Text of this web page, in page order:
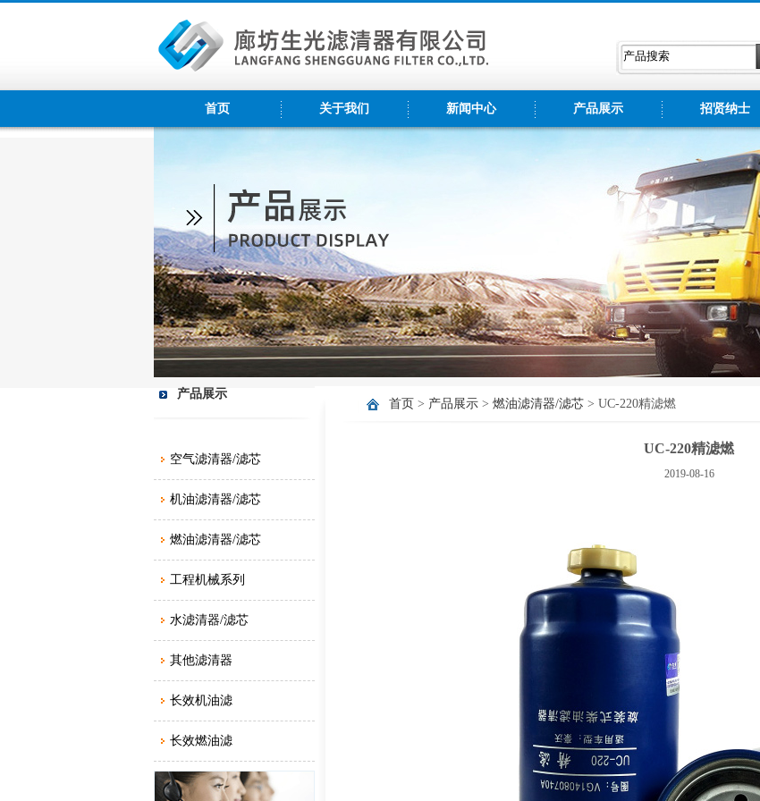
首页 关于我们 新闻中心 产品展示 招贤纳士
产品展示
空气滤清器/滤芯
机油滤清器/滤芯
燃油滤清器/滤芯
工程机械系列
水滤清器/滤芯
其他滤清器
长效机油滤
长效燃油滤
首页 > 产品展示 > 燃油滤清器/滤芯 > UC-220精滤燃
UC-220精滤燃
2019-08-16